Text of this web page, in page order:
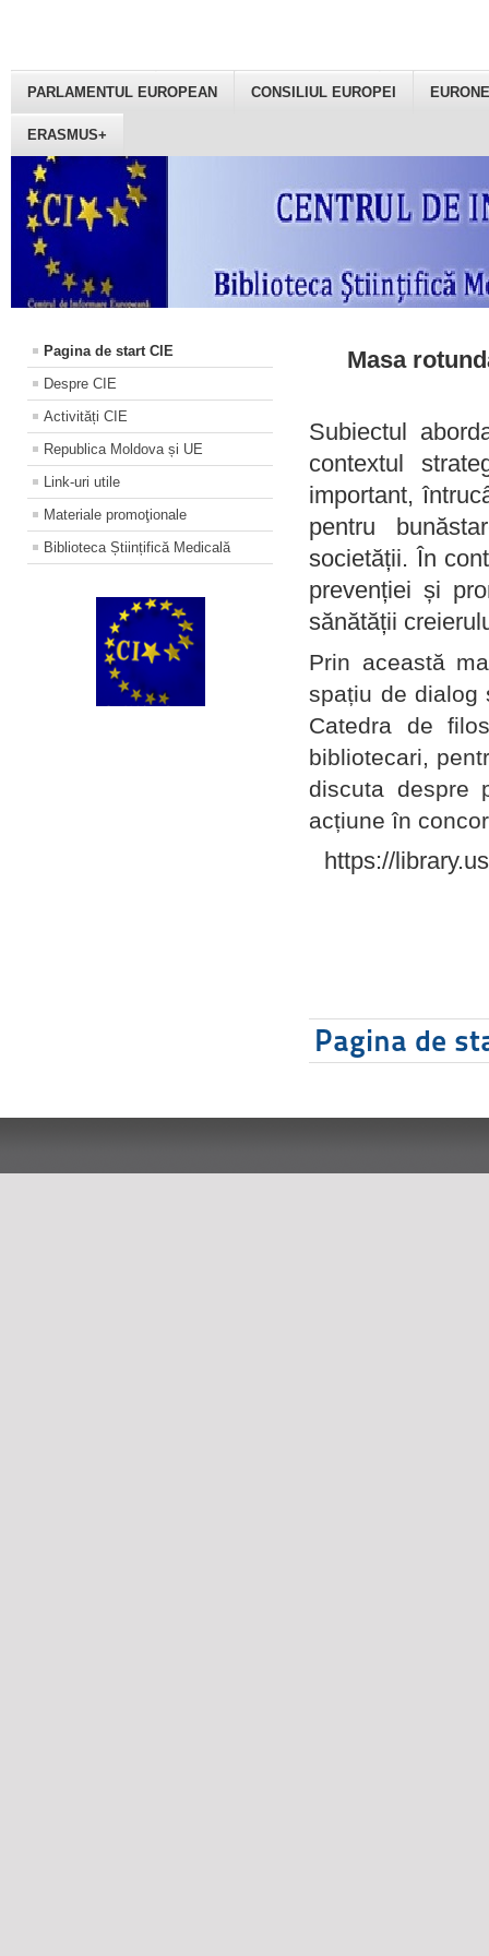
PARLAMENTUL EUROPEAN CONSILIUL EUROPEI
ERASMUS+
Pagina de start CIE
Despre CIE
Activități CIE
Republica Moldova și UE
Link-uri utile
Materiale promoţionale
Biblioteca Științifică Medicală
Masa
Subiectul
contextul
important,
pentru
societății. În
prevenției și
sănătății
Prin această
spațiu de dialog
Catedra de
bibliotecari,
discuta despre
acțiune în
https://
Pagina de